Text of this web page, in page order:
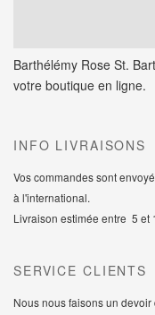
Barthélémy Rose St.
votre boutique en ligne.
INFO LIVRAISONS
Vos commandes sont
à l'international.
Livraison estimée entre 5 et
SERVICE CLIENTS
Nous nous faisons un